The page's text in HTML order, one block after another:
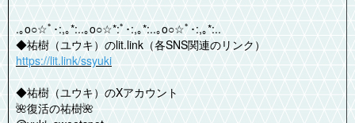
.｡o○☆ﾟ･:,｡*:..｡o○☆*:ﾟ･:,｡*:..｡o○☆ﾟ･:,｡*:..
◆祐樹（ユウキ）のlit.link（各SNS関連のリンク）
https://lit.link/ssyuki
◆祐樹（ユウキ）のXアカウント
🌺復活の祐樹🌺